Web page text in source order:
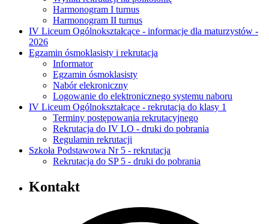
Harmonogram I turnus
Harmonogram II turnus
IV Liceum Ogólnokształcące - informacje dla maturzystów -
2026
Egzamin ósmoklasisty i rekrutacja
Informator
Egzamin ósmoklasisty
Nabór elekroniczny
Logowanie do elektronicznego systemu naboru
IV Liceum Ogólnokształcące - rekrutacja do klasy 1
Terminy postępowania rekrutacyjnego
Rekrutacja do IV LO - druki do pobrania
Regulamin rekrutacji
Szkoła Podstawowa Nr 5 - rekrutacja
Rekrutacja do SP 5 - druki do pobrania
Kontakt